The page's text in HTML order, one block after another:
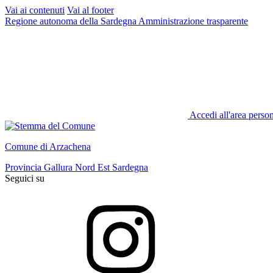
Vai ai contenuti Vai al footer
Regione autonoma della Sardegna Amministrazione trasparente
Accedi all'area
Comune di Arzachena
Provincia Gallura Nord Est Sardegna
Seguici su